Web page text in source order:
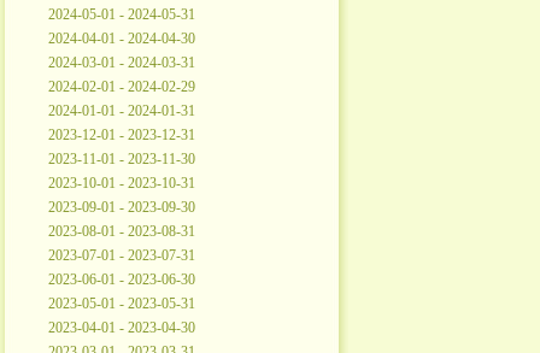
2024-05-01 - 2024-05-31
2024-04-01 - 2024-04-30
2024-03-01 - 2024-03-31
2024-02-01 - 2024-02-29
2024-01-01 - 2024-01-31
2023-12-01 - 2023-12-31
2023-11-01 - 2023-11-30
2023-10-01 - 2023-10-31
2023-09-01 - 2023-09-30
2023-08-01 - 2023-08-31
2023-07-01 - 2023-07-31
2023-06-01 - 2023-06-30
2023-05-01 - 2023-05-31
2023-04-01 - 2023-04-30